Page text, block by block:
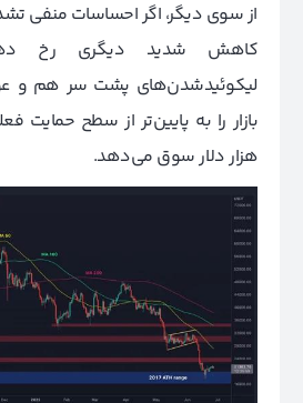
از سوی دیگر، اگر احساسات منفی
کاهش شدید دیگری رخ
لیکوئیدشدن‌های پشت سر هم و
هزار دلار سوق می‌دهد.